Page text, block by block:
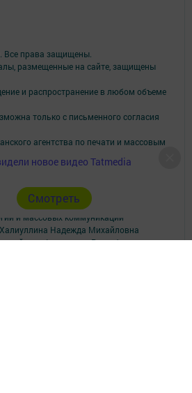
новое видео Tatmedia
Cмотреть
права защищены.
размещенные на сайте, защищены
и распространение в любом объеме
только с письменного согласия
агентства по печати и массовым
СМИ, дата: ЭЛ № ФС 77 - 69869 от
по надзору в сфере связи,
и массовых коммуникаций
Надежда Михайловна
Федерация, Республика